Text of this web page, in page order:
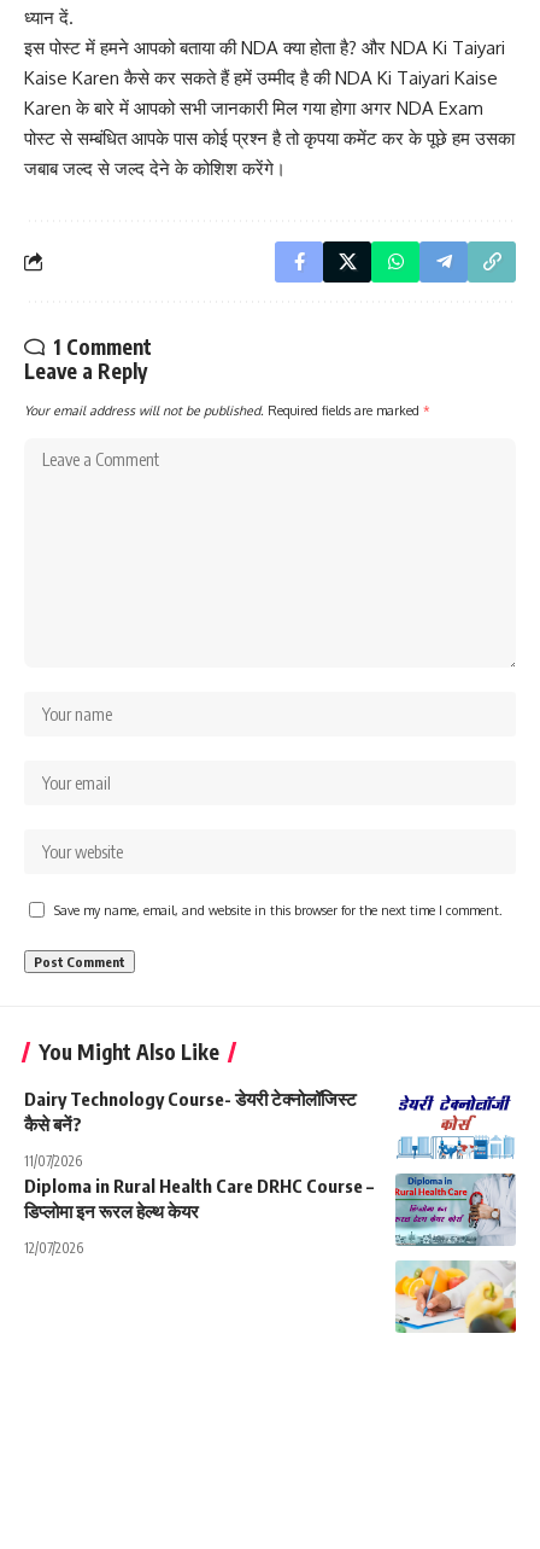
ध्यान दें.
इस पोस्ट में हमने आपको बताया की NDA क्या होता है? और NDA Ki Taiyari
Kaise Karen कैसे कर सकते हैं हमें उम्मीद है की NDA Ki Taiyari Kaise
Karen के बारे में आपको सभी जानकारी मिल गया होगा अगर NDA Exam
पोस्ट से सम्बंधित आपके पास कोई प्रश्न है तो कृपया कमेंट कर के पूछे हम उसका
जबाब जल्द से जल्द देने के कोशिश करेंगे।
1 Comment
Leave a Reply
Your email address will not be published. Required fields are marked *
Save my name, email, and website in this browser for the next time I comment.
You Might Also Like
Dairy Technology Course- डेयरी टेक्नोलॉजिस्ट
कैसे बनें?
11/07/2026
Diploma in Rural Health Care DRHC Course –
डिप्लोमा इन रूरल हेल्थ केयर
12/07/2026